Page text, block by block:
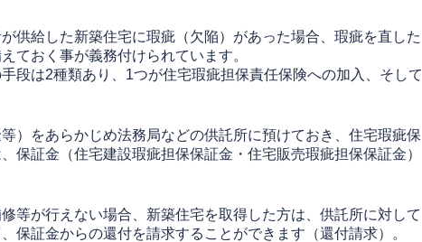
供給した新築住宅に瑕疵（欠陥）があった場合、瑕疵を直した
ておく事が義務付けられています。
段は2種類あり、1つが住宅瑕疵担保責任保険への加入、そして
）をあらかじめ法務局などの供託所に預けておき、住宅瑕疵保
保証金（住宅建設瑕疵担保保証金・住宅販売瑕疵担保保証金）
等が行えない場合、新築住宅を取得した方は、供託所に対して
保証金からの還付を請求することができます（還付請求）。